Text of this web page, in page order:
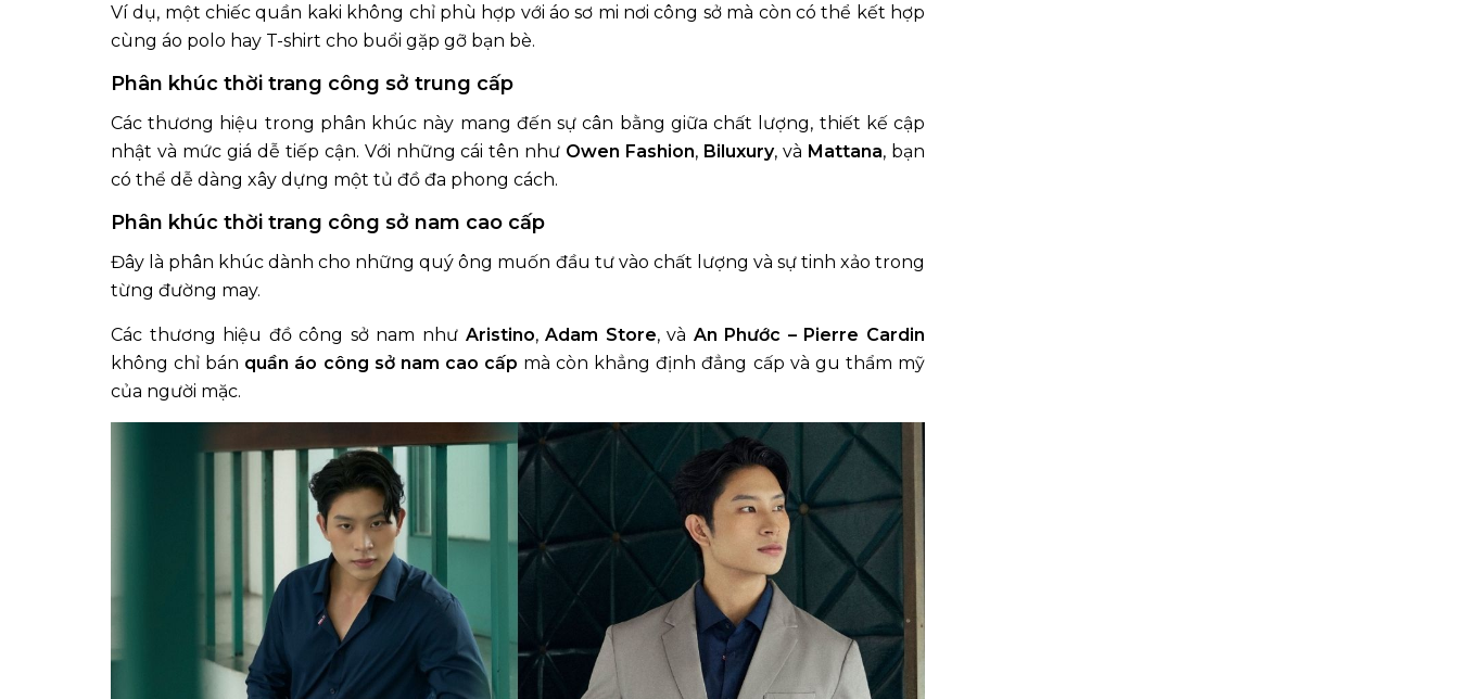
Ví dụ, một chiếc quần kaki không chỉ phù hợp với áo sơ mi nơi công sở mà còn có thể kết hợp
cùng áo polo hay T-shirt cho buổi gặp gỡ bạn bè.
Phân khúc thời trang công sở trung cấp
Các thương hiệu trong phân khúc này mang đến sự cân bằng giữa chất lượng, thiết kế cập
nhật và mức giá dễ tiếp cận. Với những cái tên như Owen Fashion, Biluxury, và Mattana, bạn
có thể dễ dàng xây dựng một tủ đồ đa phong cách.
Phân khúc thời trang công sở nam cao cấp
Đây là phân khúc dành cho những quý ông muốn đầu tư vào chất lượng và sự tinh xảo trong
từng đường may.
Các thương hiệu đồ công sở nam như Aristino,Adam Store, và An Phước – Pierre Cardin
không chỉ bán quần áo công sở nam cao cấp mà còn khẳng định đẳng cấp và gu thẩm mỹ
của người mặc.